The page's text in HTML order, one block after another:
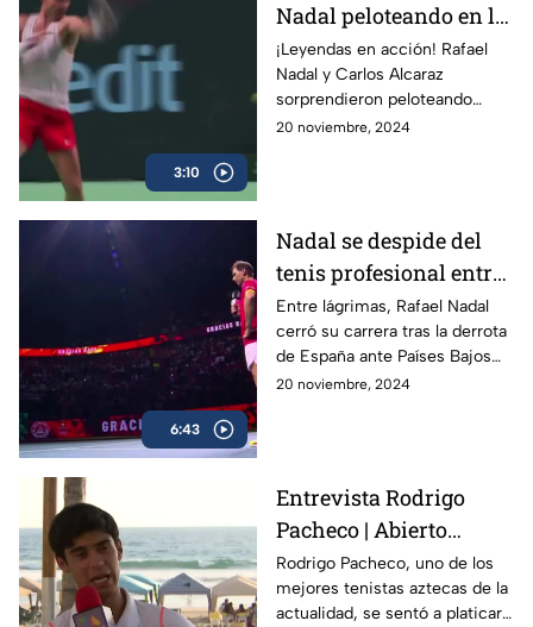
3:10
Nadal peloteando en la
Copa Davis
¡Leyendas en acción! Rafael
Nadal y Carlos Alcaraz
sorprendieron peloteando
juntos en la Copa Davis
20 noviembre, 2024
6:43
Nadal se despide del
tenis profesional entre
lágrimas
Entre lágrimas, Rafael Nadal
cerró su carrera tras la derrota
de España ante Países Bajos
en la Copa Davis, dejando un
20 noviembre, 2024
Entrevista Rodrigo
Pacheco | Abierto
Mexicano de Tenis
Rodrigo Pacheco, uno de los
mejores tenistas aztecas de la
actualidad, se sentó a platicar